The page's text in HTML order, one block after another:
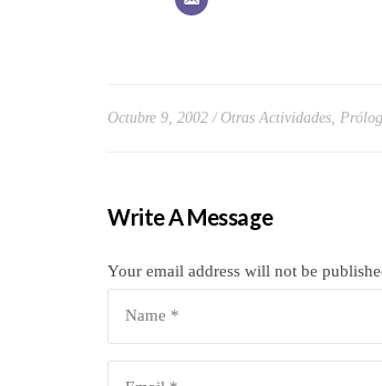
Octubre 9, 2002 Otras Actividades
Write A Message
Your email address will not be